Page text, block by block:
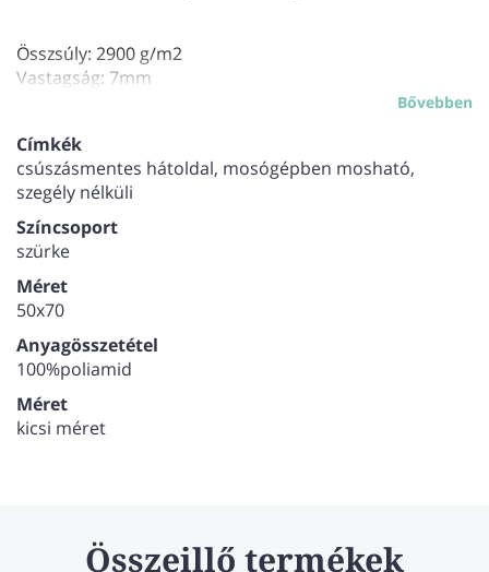
Összsúly: 2900 g/m2
Vastagság: 7mm
Bővebben
Címkék
csúszásmentes hátoldal, mosógépben mosható,
szegély nélküli
Színcsoport
szürke
Méret
50x70
Anyagösszetétel
100%poliamid
Méret
kicsi méret
Összeillő termékek